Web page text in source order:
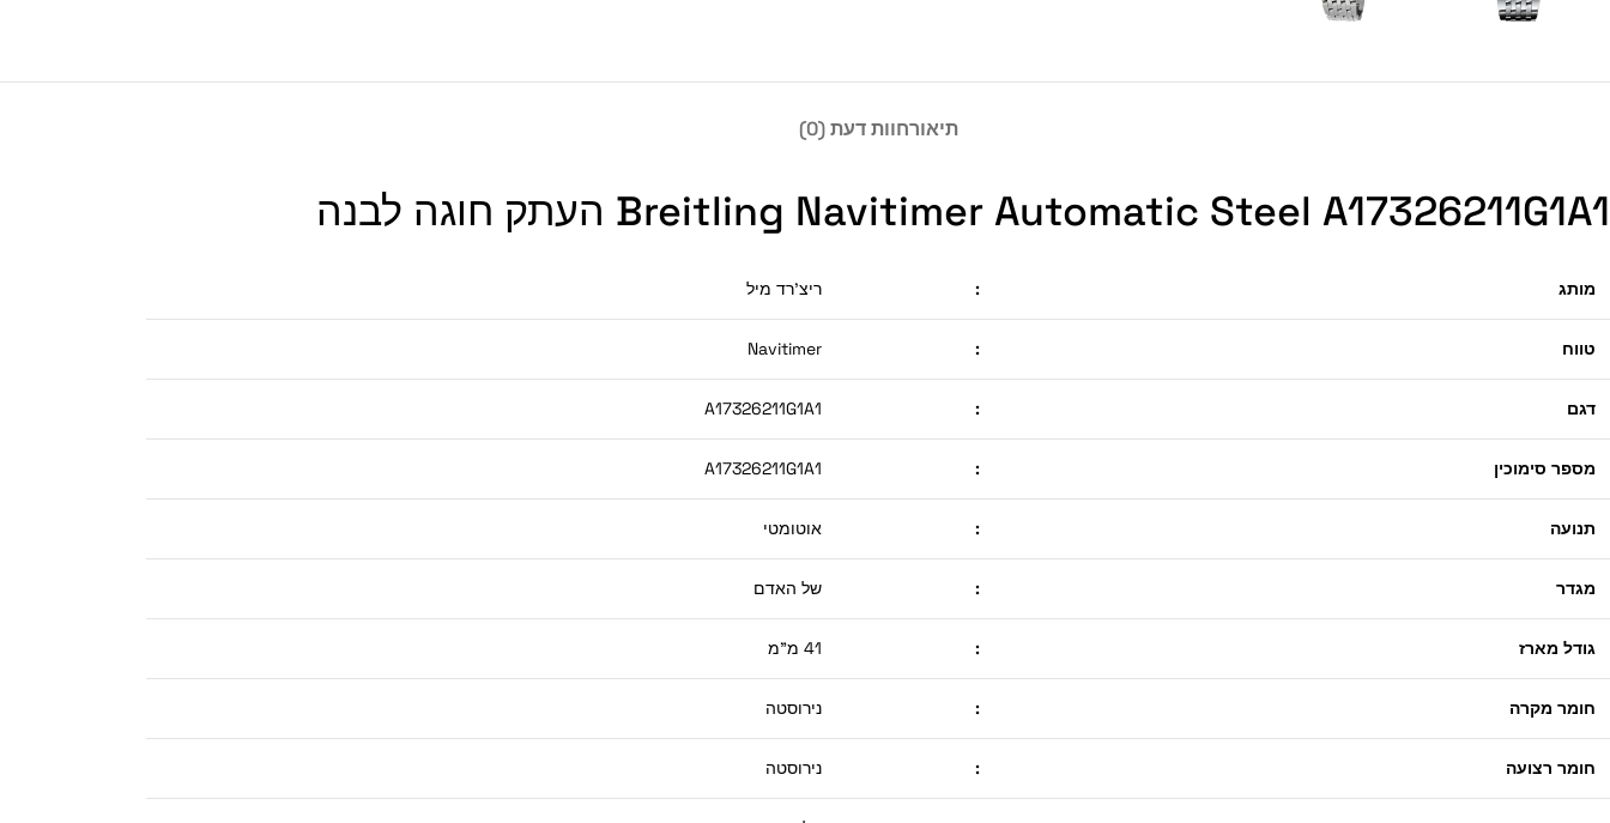
תיאורחוות דעת (0)
Breitling Navitimer Automatic Steel A17326211G1A1 העתק חוגה לבנה
מותג : ריצ'רד מיל
טווח :
Navitimer
דגם :
A17326211G1A1
מספר סימוכין :
A17326211G1A1
תנועה : אוטומטי
מגדר : של האדם
גודל מארז : 41 מ"מ
חומר מקרה : נירוסטה
חומר רצועה : נירוסטה